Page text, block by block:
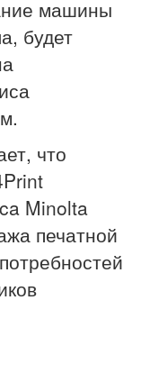
машины
будет
что
Minolta
печатной